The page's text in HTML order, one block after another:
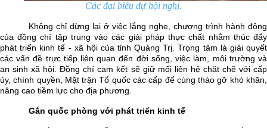
Các đại biểu dự hội nghị.
Không chỉ dừng lại ở việc lắng nghe, chương trình hành động
của đồng chí tập trung vào các giải pháp thực chất nhằm thúc đẩy
phát triển kinh tế - xã hội của tỉnh Quảng Trị. Trọng tâm là giải quyết
các vấn đề trực tiếp liên quan đến đời sống, việc làm, môi trường và
an sinh xã hội. Đồng chí cam kết sẽ giữ mối liên hệ chặt chẽ với cấp
ủy, chính quyền, Mặt trận Tổ quốc các cấp để cùng tháo gỡ khó khăn,
nâng cao tiềm lực cho địa phương.
Gắn quốc phòng với phát triển kinh tế